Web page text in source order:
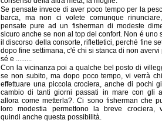
Se pensate invece di aver poco tempo per la
barca, ma non ci volete comunque
pensate pure ad un fisherman di modeste
sicuro anche se non al top dei confort. Non é uno
il discorso della consorte, riflettetici, perché fine
dopo fine settimana, c'é chi si stanca di non avervi
sé e .........
Con la vicinanza poi a qualche bel posto di
se non subito, ma dopo poco tempo, vi verrà
effettuare una piccola crociera, anche di pochi
cambio di tanti giorni passati in mare con gli
allora come metterla?. Ci sono fisherman che
loro modestia permettono la breve crociera,
quindi anche questa possibilità.